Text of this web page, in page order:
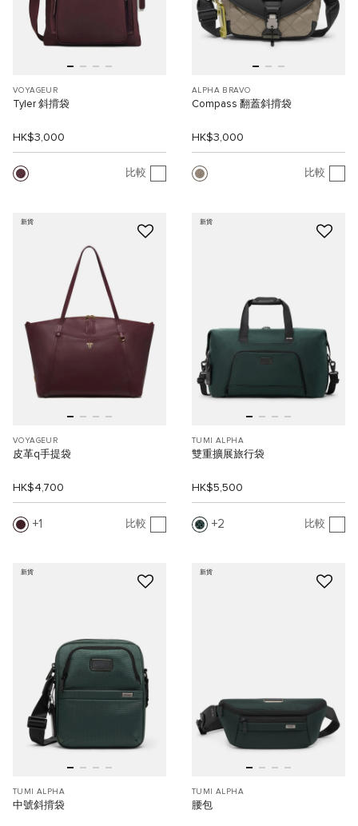
VOYAGEUR
Tyler 斜揹袋
HK$3,000
比較
ALPHA BRAVO
Compass 翻蓋斜揹袋
HK$3,000
比較
新貨
VOYAGEUR
皮革q手提袋
HK$4,700
1 比較
新貨
TUMI ALPHA
雙重擴展旅行袋
HK$5,500
2 比較
新貨
TUMI ALPHA
中號斜揹袋
新貨
TUMI ALPHA
腰包